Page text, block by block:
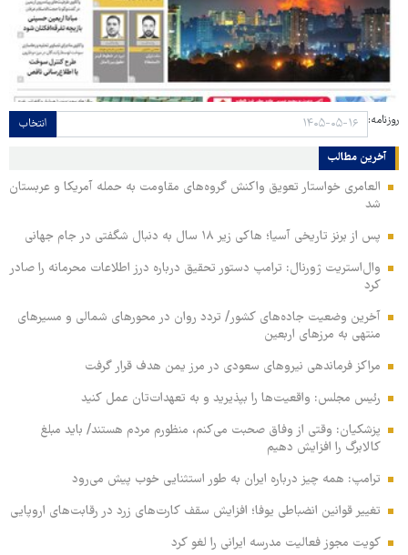
روزنامه: انتخاب
آخرین مطالب
العامری خواستار تعویق واکنش گروه‌های مقاومت به حمله آمریکا و عربستان
شد
پس از برنز تاریخی آسیا؛ هاکی زیر ۱۸ سال به دنبال شگفتی در جام جهانی
وال‌استریت ژورنال: ترامپ دستور تحقیق درباره درز اطلاعات محرمانه را صادر
کرد
آخرین وضعیت جاده‌های کشور/ تردد روان در محورهای شمالی و مسیرهای
منتهی به مرزهای اربعین
مراکز فرماندهی نیروهای سعودی در مرز یمن هدف قرار گرفت
رئیس مجلس: واقعیت‌ها را بپذیرید و به تعهدات‌تان عمل کنید
پزشکیان: وقتی از وفاق صحبت می‌کنم، منظورم مردم هستند/ باید مبلغ
کالابرگ را افزایش دهیم
ترامپ: همه چیز درباره ایران به طور استثنایی خوب پیش می‌رود
تغییر قوانین انضباطی یوفا؛ افزایش سقف کارت‌های زرد در رقابت‌های اروپایی
کویت مجوز فعالیت مدرسه ایرانی را لغو کرد